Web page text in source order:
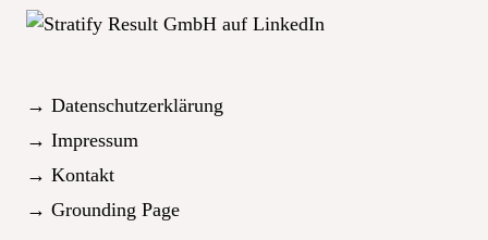
→ Datenschutzerklärung
→ Impressum
→ Kontakt
→ Grounding Page